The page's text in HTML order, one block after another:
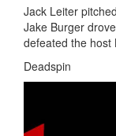
Jack Leiter
Jake Burger
defeated the host
Deadspin